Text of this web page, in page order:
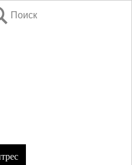
Поиск